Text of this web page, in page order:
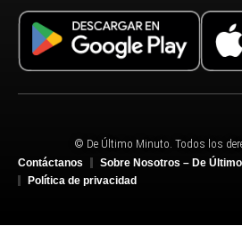
© De Último Minuto. Todos los
Contáctanos
Sobre Nosotros – De
Política de privacidad